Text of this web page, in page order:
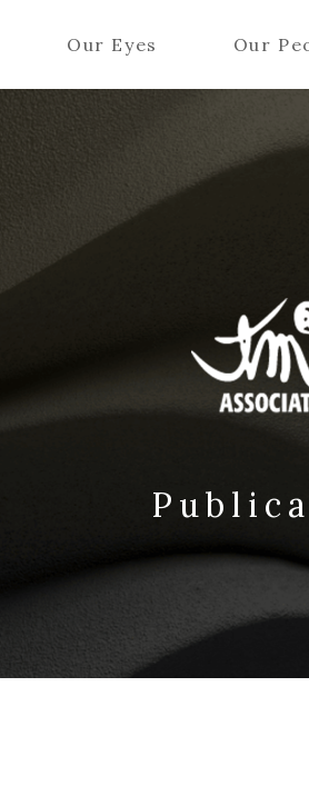
Our Eyes Our